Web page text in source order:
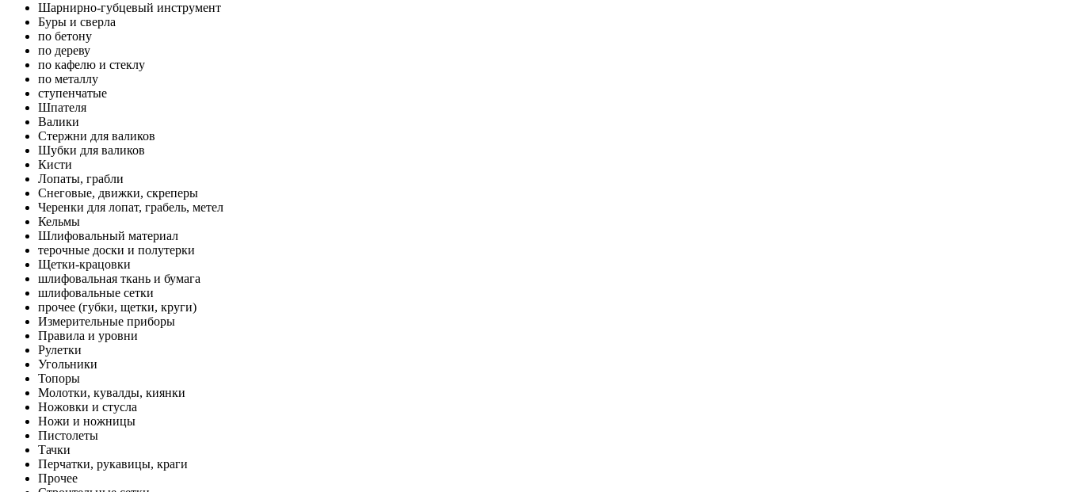
Шарнирно-губцевый инструмент
Буры и сверла
по бетону
по дереву
по кафелю и стеклу
по металлу
ступенчатые
Шпателя
Валики
Стержни для валиков
Шубки для валиков
Кисти
Лопаты, грабли
Снеговые, движки, скреперы
Черенки для лопат, грабель, метел
Кельмы
Шлифовальный материал
терочные доски и полутерки
Щетки-крацовки
шлифовальная ткань и бумага
шлифовальные сетки
прочее (губки, щетки, круги)
Измерительные приборы
Правила и уровни
Рулетки
Угольники
Топоры
Молотки, кувалды, киянки
Ножовки и стусла
Ножи и ножницы
Пистолеты
Тачки
Перчатки, рукавицы, краги
Прочее